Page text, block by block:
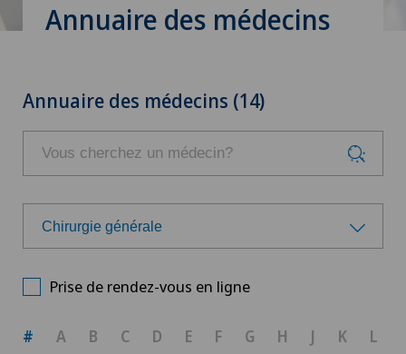
Annuaire des médecins
Annuaire des médecins (14)
Chirurgie générale
Prise de rendez-vous en ligne
# A B C D E F G H J K L